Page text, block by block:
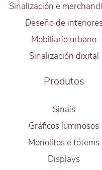
Sinalización e
Deseño de
Mobiliario urbano
Sinalización dixital
Produtos
Sinais
Gráficos luminosos
Monolitos e tótems
Displays